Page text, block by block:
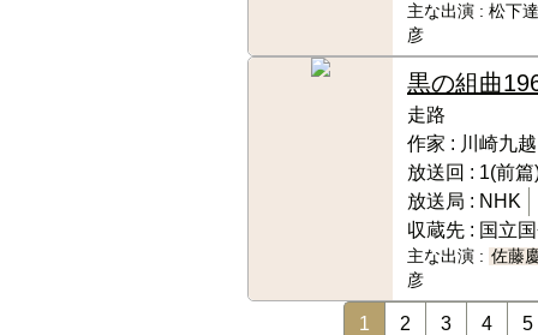
主な出演 : 松下
彦
黒の組曲
走路
作家 : 川崎九越
放送回 : 1(前篇
放送局 : NHK
収蔵先 : 国立
主な出演 : 佐藤
彦
1 2 3 4 5